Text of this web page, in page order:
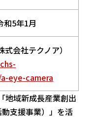
和5年1月
会社テクノア）
eye-camera
地域新成長産業創出
支援事業）」を活